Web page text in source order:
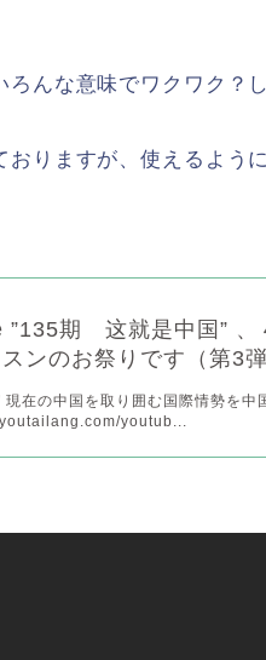
んな意味でワクワク？し
りますが、使えるよう
”135期 这就是中国” 、
ンのお祭りです（第3弾
現在の中国を取り囲む国際情勢を中
youtub...